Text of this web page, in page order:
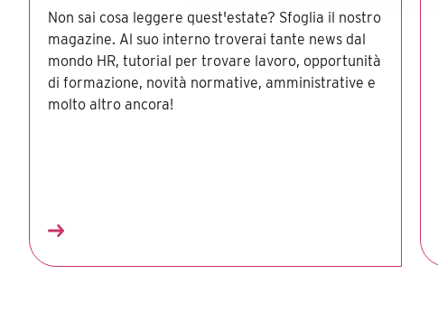
Non sai cosa leggere quest'estate? Sfoglia il nostro
magazine. Al suo interno troverai tante news dal
mondo HR, tutorial per trovare lavoro, opportunità
di formazione, novità normative, amministrative e
molto altro ancora!